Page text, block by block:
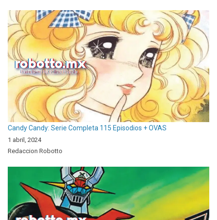
Candy Candy: Serie Completa 115 Episodios + OVAS
1 abril, 2024
Redaccion Robotto